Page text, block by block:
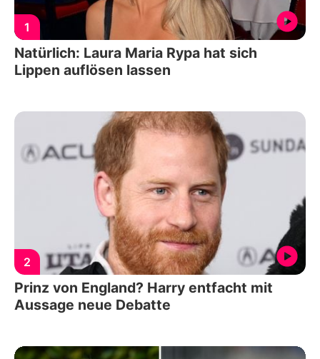
1
Natürlich: Laura Maria Rypa hat sich
Lippen auflösen lassen
2
Prinz von England? Harry entfacht mit
Aussage neue Debatte